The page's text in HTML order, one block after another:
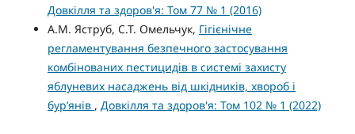
Довкілля та здоров'я: Том 77 № 1 (2016)
А.М. Яструб, С.Т. Омельчук, Гігієнічне
регламентування безпечного застосування
комбінованих пестицидів в системі захисту
яблуневих насаджень від шкідників, хвороб і
бур’янів , Довкілля та здоров'я: Том 102 № 1 (2022)